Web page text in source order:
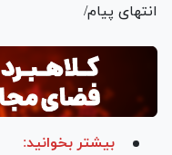
انتهای پیام/
بیشتر بخوانید: